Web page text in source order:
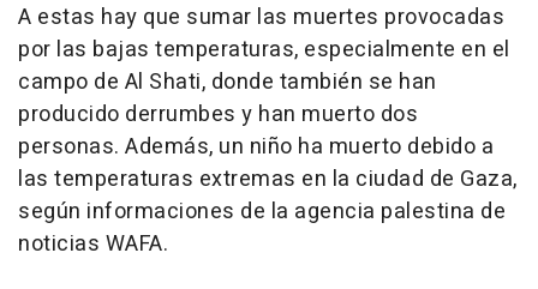
A estas hay que sumar las muertes provocadas
por las bajas temperaturas, especialmente en el
campo de Al Shati, donde también se han
producido derrumbes y han muerto dos
personas. Además, un niño ha muerto debido a
las temperaturas extremas en la ciudad de Gaza,
según informaciones de la agencia palestina de
noticias WAFA.